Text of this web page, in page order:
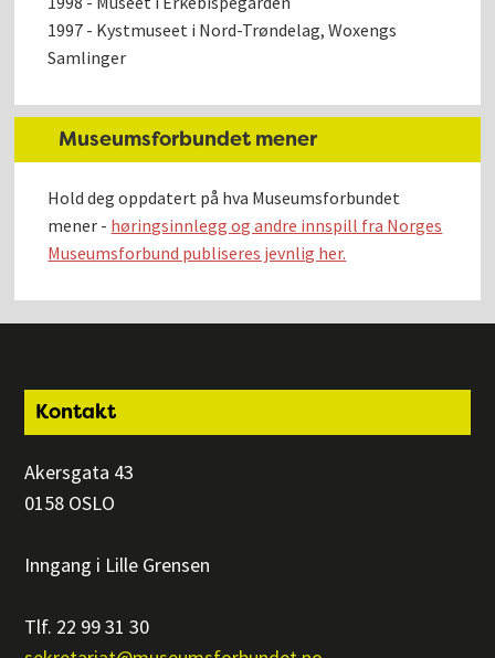
1997 - Kystmuseet i Nord-Trøndelag, Woxengs
Samlinger
Museumsforbundet mener
Hold deg oppdatert på hva Museumsforbundet
mener - høringsinnlegg og andre innspill fra Norges
Museumsforbund publiseres jevnlig her.
Footer
Kontakt
Akersgata 43
0158 OSLO
Inngang i Lille Grensen
Tlf. 22 99 31 30